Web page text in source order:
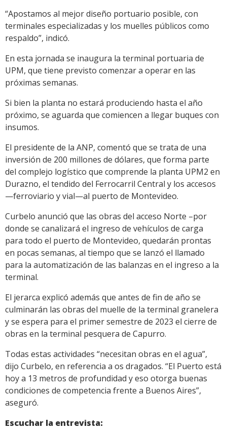
“Apostamos al mejor diseño portuario posible, con
terminales especializadas y los muelles públicos como
respaldo”, indicó.
En esta jornada se inaugura la terminal portuaria de
UPM, que tiene previsto comenzar a operar en las
próximas semanas.
Si bien la planta no estará produciendo hasta el año
próximo, se aguarda que comiencen a llegar buques con
insumos.
El presidente de la ANP, comentó que se trata de una
inversión de 200 millones de dólares, que forma parte
del complejo logístico que comprende la planta UPM2 en
Durazno, el tendido del Ferrocarril Central y los accesos
—ferroviario y vial—al puerto de Montevideo.
Curbelo anunció que las obras del acceso Norte –por
donde se canalizará el ingreso de vehículos de carga
para todo el puerto de Montevideo, quedarán prontas
en pocas semanas, al tiempo que se lanzó el llamado
para la automatización de las balanzas en el ingreso a la
terminal.
El jerarca explicó además que antes de fin de año se
culminarán las obras del muelle de la terminal granelera
y se espera para el primer semestre de 2023 el cierre de
obras en la terminal pesquera de Capurro.
Todas estas actividades “necesitan obras en el agua”,
dijo Curbelo, en referencia a os dragados. “El Puerto está
hoy a 13 metros de profundidad y eso otorga buenas
condiciones de competencia frente a Buenos Aires”,
aseguró.
Escuchar la entrevista: